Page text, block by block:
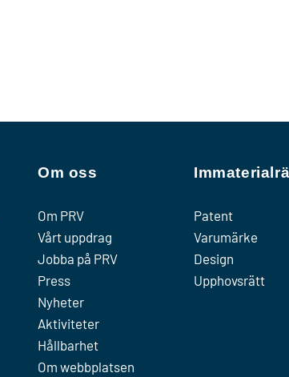
Om oss
Om PRV
Vårt uppdrag
Jobba på PRV
Press
Nyheter
Aktiviteter
Hållbarhet
Om webbplatsen
Patent
Varumärke
Design
Upphovsrätt